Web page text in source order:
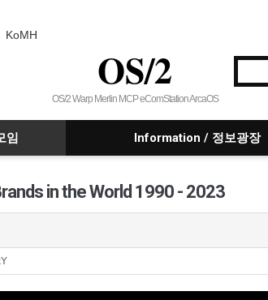
KoMH
OS/2
OS/2 Warp Merlin MCP eComStation ArcaOS
임 Information / 정보광장
in the World 1990 - 2023